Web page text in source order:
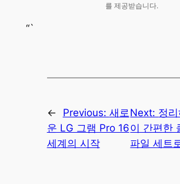
를 제공받습니다.
“`
← Previous: 새로
운 LG 그램 Pro 16
세계의 시작
Next: 정
이 간편한
파일 세트